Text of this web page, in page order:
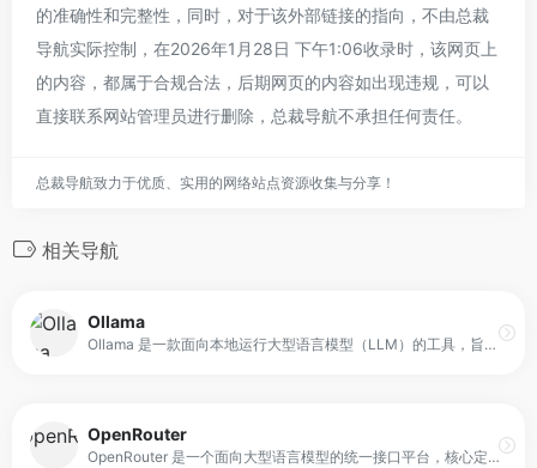
的准确性和完整性，同时，对于该外部链接的指向，不由总裁
导航实际控制，在2026年1月28日 下午1:06收录时，该网页上
的内容，都属于合规合法，后期网页的内容如出现违规，可以
直接联系网站管理员进行删除，总裁导航不承担任何责任。
总裁导航致力于优质、实用的网络站点资源收集与分享！
相关导航
Ollama
Ollama 是一款面向本地运行大型语言模型（LLM）的工具，旨在让用户快速上手并运行模型。它提供模型管理、运行与调用的基础能力，帮助开发者在本地环境中部署和使用 LLM，而不必依赖复杂的配置流程或云端服务。
OpenRouter
OpenRouter 是一个面向大型语言模型的统一接口平台，核心定位是“多模型聚合与路由”。它并不自己训练模型，而是将来自不同厂商和社区的语言模型，通过一致的 API 规范对外提供服务。用户只需要获取一个 API Key，就可以调用多种模型完成对话生成、文本理解、内容创作等任务。